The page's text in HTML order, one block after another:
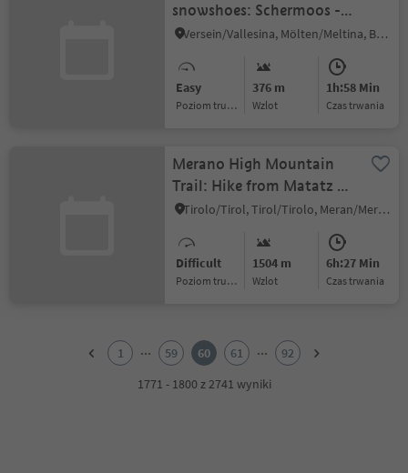
snowshoes: Schermoos -
Möltner Joch
Versein/Vallesina, Mölten/Meltina, Bolzano/Bozen and environs
Easy
Poziom trudności
376 m
Wzlot
1h:58 Min
czas trwania
Merano High Mountain
Trail: Hike from Matatz to
the Hochmuth
Tirolo/Tirol, Tirol/Tirolo, Meran/Merano and environs
Difficult
Poziom trudności
1504 m
Wzlot
6h:27 Min
czas trwania
1 ... 59 60 61 ...
92
1771 - 1800 z 2741 wyniki